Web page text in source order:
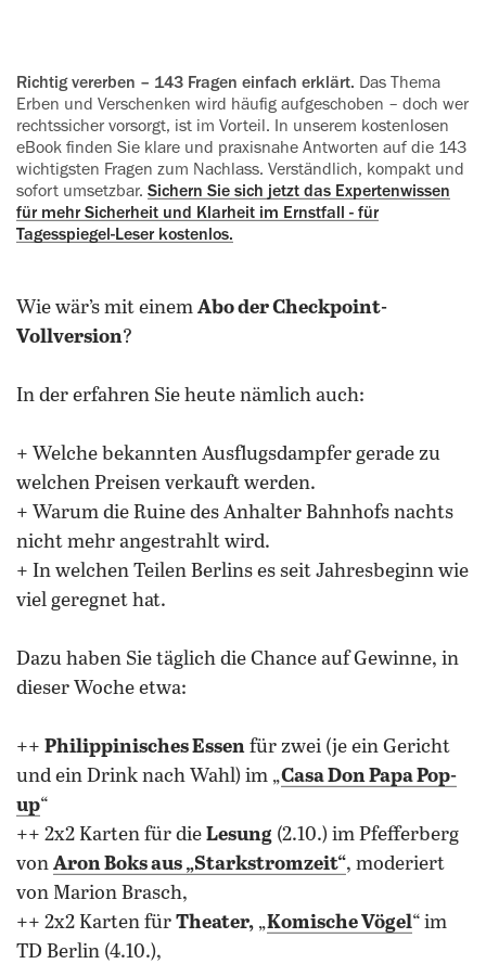
Richtig vererben – 143 Fragen einfach erklärt. Das Thema
Erben und Verschenken wird häufig aufgeschoben – doch wer
rechtssicher vorsorgt, ist im Vorteil. In unserem kostenlosen
eBook finden Sie klare und praxisnahe Ant­worten auf die 143
wichtigsten Fragen zum Nachlass. Verständlich, kompakt und
sofort umsetzbar. Sichern Sie sich jetzt das Expertenwissen
für mehr Si­cherheit und Klarheit im Ernstfall - für
Tagesspiegel-Leser kostenlos.
Wie wär’s mit einem Abo der Checkpoint-
Vollversion?
In der erfahren Sie heute nämlich auch:
+ Welche bekannten Ausflugsdampfer gerade zu
welchen Preisen verkauft werden.
+ Warum die Ruine des Anhalter Bahnhofs nachts
nicht mehr angestrahlt wird.
+ In welchen Teilen Berlins es seit Jahresbeginn wie
viel geregnet hat.
Dazu haben Sie täglich die Chance auf Gewinne, in
dieser Woche etwa:
++ Philippinisches Essen für zwei (je ein Gericht
und ein Drink nach Wahl) im „Casa Don Papa Pop-
up“
++ 2x2 Karten für die Lesung (2.10.) im Pfefferberg
von Aron Boks aus „Starkstromzeit“, moderiert
von Marion Brasch,
++ 2x2 Karten für Theater, „Komische Vögel“ im
TD Berlin (4.10.),